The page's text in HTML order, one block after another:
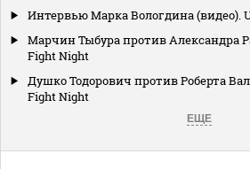
Интервью Марка Вологдина (видео).
Марчин Тыбура против Александра
Fight Night
Душко Тодорович против Роберта
Fight Night
ЕЩЕ